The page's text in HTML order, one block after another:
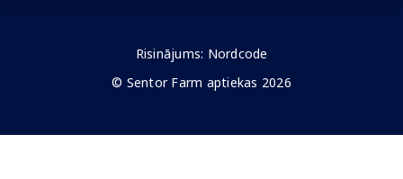
Risinājums: Nordcode
© Sentor Farm aptiekas 2026